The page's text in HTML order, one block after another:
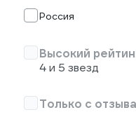
Россия
Высокий
4 и 5 звезд
Только с